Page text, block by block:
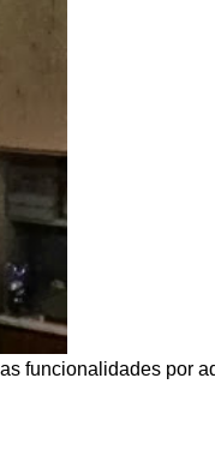
funcionalidades por